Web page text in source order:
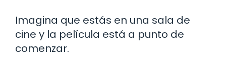
Imagina que estás en una sala de
cine y la película está a punto de
comenzar.